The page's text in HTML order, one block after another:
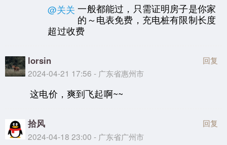
@关关 一般都能过，只需证明房子是你家
的～电表免费，充电桩有限制长度
超过收费
lorsin
2024-04-21 17:56 - 广东省惠州市
回复
这电价，爽到飞起啊~~
拾风
2024-04-18 23:00 - 广东省广州市
回复